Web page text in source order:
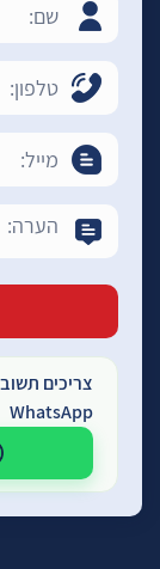
צריכים
WhatsApp